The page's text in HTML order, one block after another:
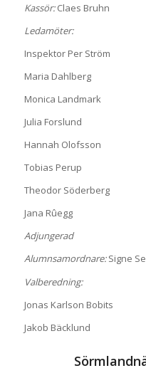
Kassör:Claes Bruhn
Ledamöter:
Inspektor Per Ström
Maria Dahlberg
Monica Landmark
Julia Forslund
Hannah Olofsson
Tobias Perup
Theodor Söderberg
Jana Rûegg
Adjungerad
Alumnsamordnare:Signe
Valberedning:
Jonas Karlson Bobits
Jakob Bäcklund
Sörmlandn